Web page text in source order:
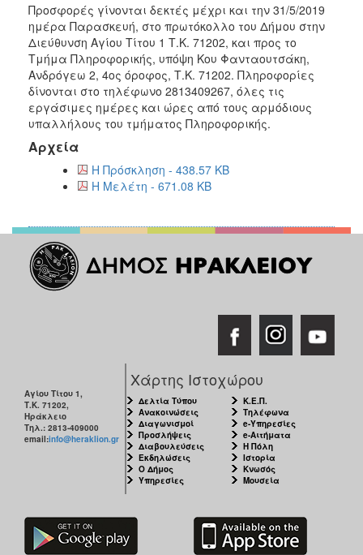
2015
2013
ΤΟΠΟΣ
ΠΟΛΙΤΙΣΜΟΣ
ΑΝΘΕΚΤΙΚΗ
ΠΟΛΗ
Προσφορές γίνονται δεκτές μέχρι και την 31/5/2019
ημέρα Παρασκευή, στο πρωτόκολλο του Δήμου στην
Διεύθυνση Αγίου Τίτου 1 Τ.Κ. 71202, και προς το
Τμήμα Πληροφορικής, υπόψη Κου Φανταουτσάκη,
Ανδρόγεω 2, 4ος όροφος, Τ.Κ. 71202. Πληροφορίες
δίνονται στο τηλέφωνο 2813409267, όλες τις
εργάσιμες ημέρες και ώρες από τους αρμόδιους
υπαλλήλους του τμήματος Πληροφορικής.
Αρχεία
Η Πρόσκληση - 438.57 KB
Η Μελέτη - 671.08 KB
Αγίου Τίτου 1,
Τ.Κ. 71202,
Ηράκλειο
Τηλ.: 2813-409000
email:info@heraklion.gr
Χάρτης Ιστοχώρου
Δελτία Τύπου
Ανακοινώσεις
Διαγωνισμοί
Προσλήψεις
Διαβουλεύσεις
Εκδηλώσεις
Ο Δήμος
Υπηρεσίες
Κ.Ε.Π.
Τηλέφωνα
e-Υπηρεσίες
e-Αιτήματα
Η Πόλη
Ιστορία
Κνωσός
Μουσεία